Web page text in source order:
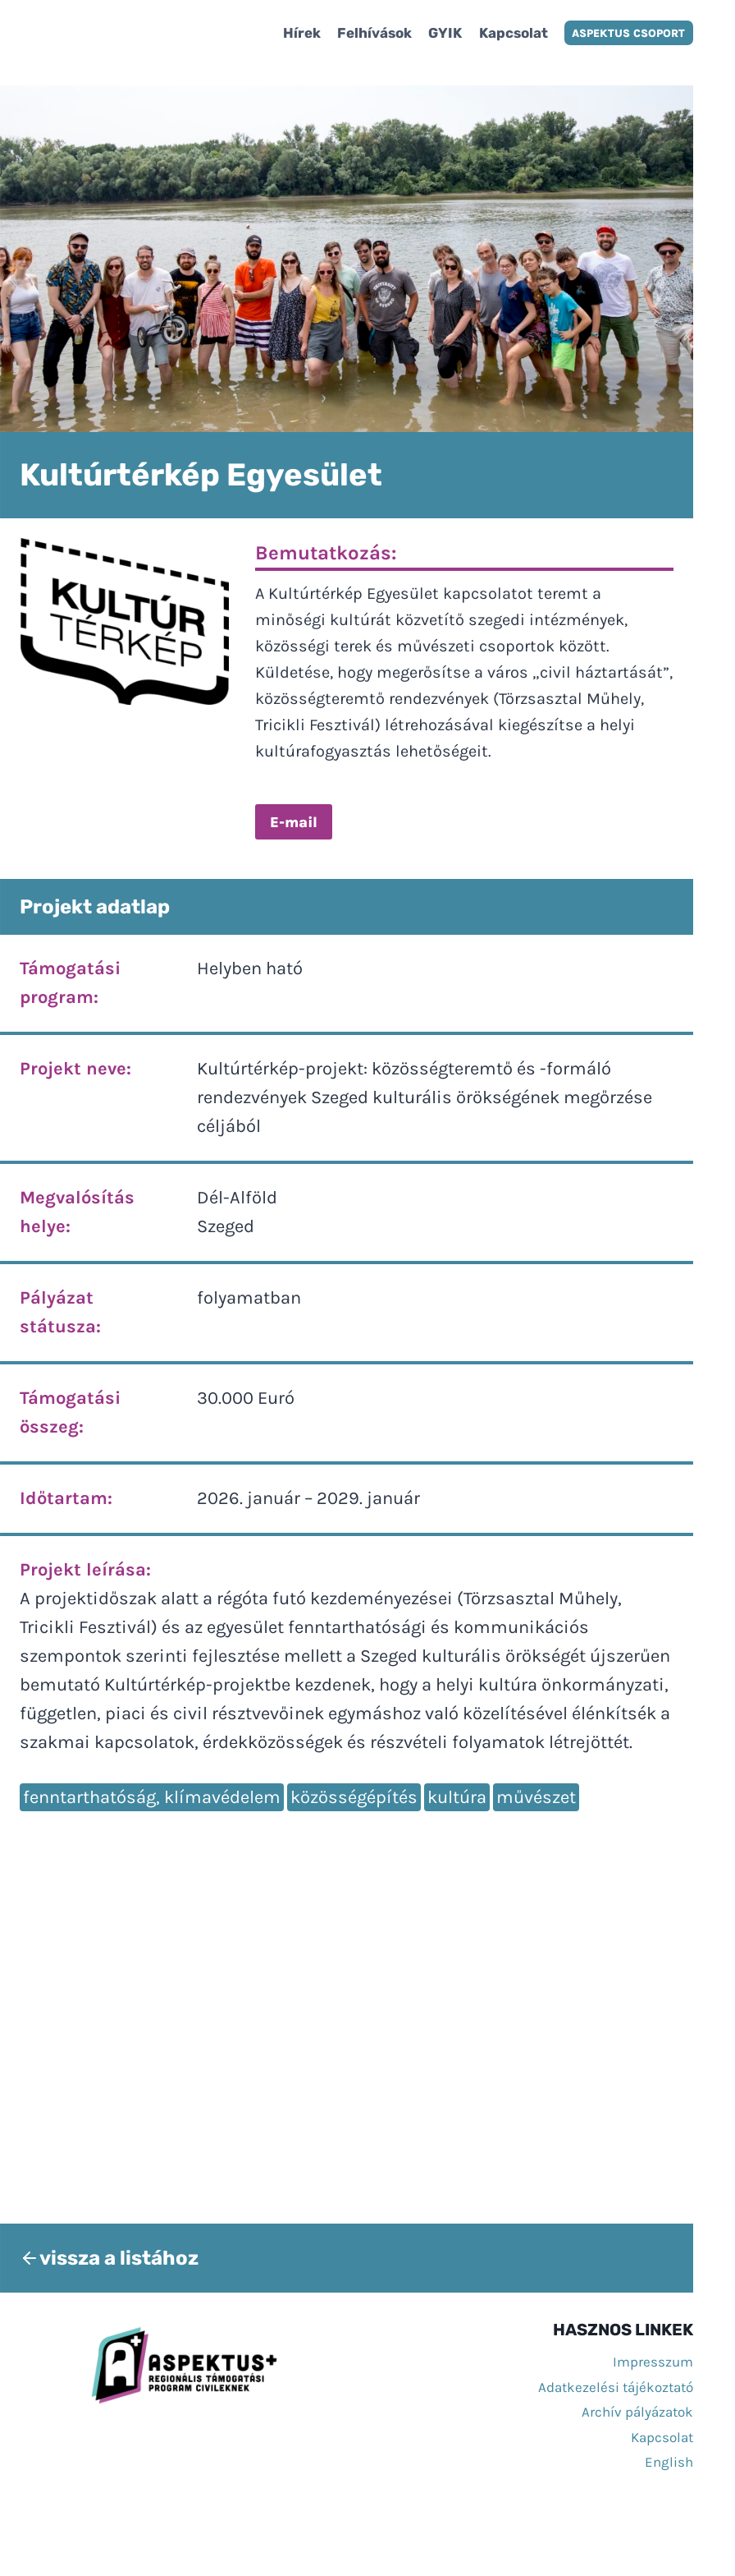
Hírek Felhívások GYIK Kapcsolat ASPEKTUS CSOPORT
Kultúrtérkép Egyesület
Bemutatkozás:
A Kultúrtérkép Egyesület kapcsolatot teremt a
minőségi kultúrát közvetítő szegedi intézmények,
közösségi terek és művészeti csoportok között.
Küldetése, hogy megerősítse a város „civil háztartását”,
közösségteremtő rendezvények (Törzsasztal Műhely,
Tricikli Fesztivál) létrehozásával kiegészítse a helyi
kultúrafogyasztás lehetőségeit.
E-mail
Projekt adatlap
Támogatási
program:
Helyben ható
Projekt neve:
Kultúrtérkép-projekt: közösségteremtő és -formáló
rendezvények Szeged kulturális örökségének megőrzése
céljából
Megvalósítás
helye:
Dél-Alföld
Szeged
Pályázat
státusza:
folyamatban
Támogatási
összeg:
30.000 Euró
Időtartam: 2026. január – 2029. január
Projekt leírása:
A projektidőszak alatt a régóta futó kezdeményezései (Törzsasztal Műhely,
Tricikli Fesztivál) és az egyesület fenntarthatósági és kommunikációs
szempontok szerinti fejlesztése mellett a Szeged kulturális örökségét újszerűen
bemutató Kultúrtérkép-projektbe kezdenek, hogy a helyi kultúra önkormányzati,
független, piaci és civil résztvevőinek egymáshoz való közelítésével élénkítsék a
szakmai kapcsolatok, érdekközösségek és részvételi folyamatok létrejöttét.
fenntarthatóság, klímavédelem közösségépítés kultúra művészet
vissza a listához
HASZNOS LINKEK
Impresszum
Adatkezelési tájékoztató
Archív pályázatok
Kapcsolat
English